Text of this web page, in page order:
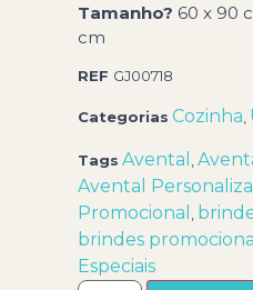
Tamanho? 60 x 90
cm
REF GJ00718
Categorias Cozinha
Tags Avental ,
Avental
Promocional
brindes
Especiais